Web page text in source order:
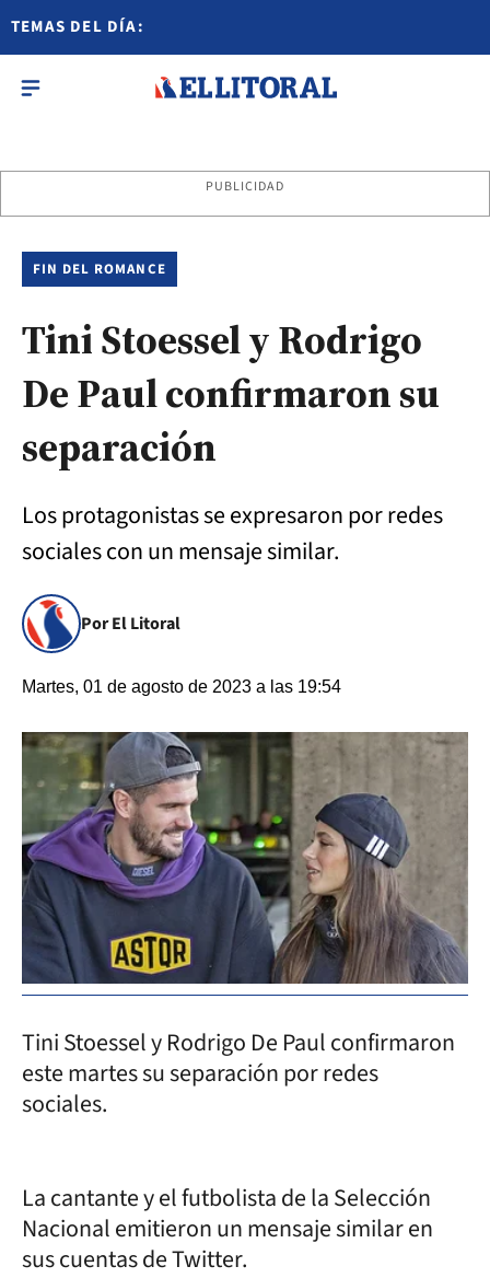
TEMAS DEL DÍA:
PUBLICIDAD
FIN DEL ROMANCE
Tini Stoessel y Rodrigo
De Paul confirmaron su
separación
Los protagonistas se expresaron por redes
sociales con un mensaje similar.
Por El Litoral
Martes, 01 de agosto de 2023 a las 19:54
Tini Stoessel y Rodrigo De Paul confirmaron
este martes su separación por redes
sociales.
La cantante y el futbolista de la Selección
Nacional emitieron un mensaje similar en
sus cuentas de Twitter.